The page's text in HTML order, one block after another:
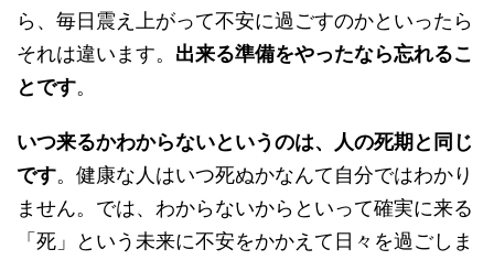
ら、毎日震え上がって不安に過ごすのかといったら
それは違います。 出来る準備をやったなら忘れるこ
とです。
いつ来るかわからないというのは、人の死期と同じ
です。健康な人はいつ死ぬかなんて自分ではわかり
ません。では、わからないからといって確実に来る
「死」という未来に不安をかかえて日々を過ごしま